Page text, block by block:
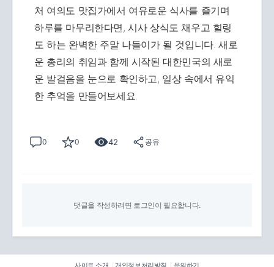
처 여의도 맛집가에서 여유로운 식사를 즐기며
하루를 마무리한다면, 시사 상식도 채우고 힐링
도 하는 완벽한 주말 나들이가 될 것입니다. 새로
운 총리의 취임과 함께 시작된 대한민국의 새로
운 발걸음을 눈으로 확인하고, 일상 속에서 유익
한 추억을 만들어보세요.
0 0 42 공유
댓글을 작성하려면 로그인이 필요합니다.
사이트 소개 개인정보처리방침 문의하기